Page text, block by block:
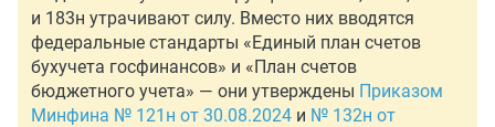
и 183н утрачивают силу. Вместо них вводятся
федеральные стандарты «Единый план счетов
бухучета госфинансов» и «План счетов
бюджетного учета» — они утверждены Приказом
Минфина № 121н от 30.08.2024 и № 132н от